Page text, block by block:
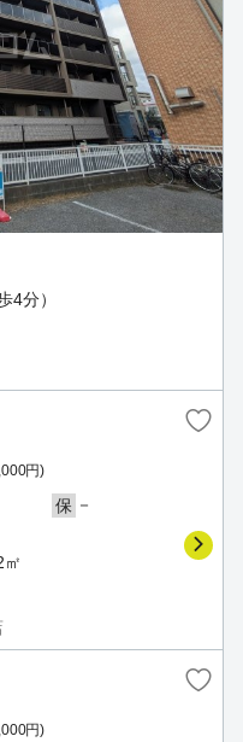
4分）
円)
保 －
円)